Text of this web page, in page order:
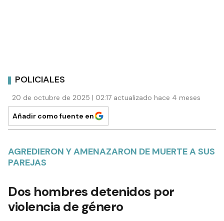
POLICIALES
20 de octubre de 2025 | 02:17 actualizado hace 4 meses
Añadir como fuente en
AGREDIERON Y AMENAZARON DE MUERTE A SUS
PAREJAS
Dos hombres detenidos por
violencia de género